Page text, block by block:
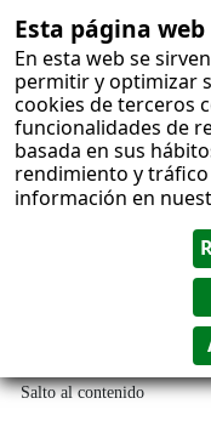
Esta página
En esta web se
permitir y optimizar
cookies de terceros
funcionalidades de
basada en sus
rendimiento y
información en
Salto al contenido